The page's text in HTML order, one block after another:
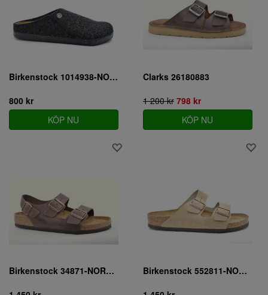
Birkenstock 1014938-NORMAL
800 kr
KÖP NU
Clarks 26180883
1 200 kr 798 kr
KÖP NU
Birkenstock 34871-NORMAL
Birkenstock 552811-NORMAL